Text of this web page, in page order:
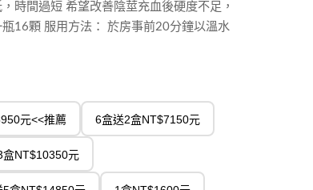
時間過短 希望改善陰莖充血後硬度不足，
16顆 服用方法： 於房事前20分鐘以溫水
元<<推薦 6盒送2盒NT$7150元
盒NT$10350元